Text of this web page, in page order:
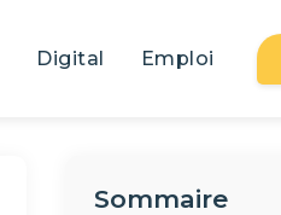
Digital Emploi
Sommaire